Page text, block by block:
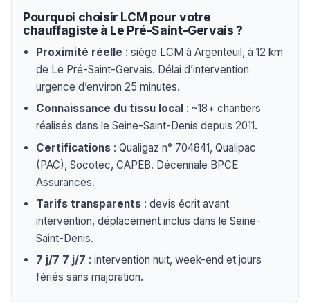
Pourquoi choisir LCM pour votre
chauffagiste à Le Pré-Saint-Gervais ?
Proximité réelle : siège LCM à Argenteuil, à 12 km
de Le Pré-Saint-Gervais. Délai d’intervention
urgence d’environ 25 minutes.
Connaissance du tissu local : ~18+ chantiers
réalisés dans le Seine-Saint-Denis depuis 2011.
Certifications : Qualigaz n° 704841, Qualipac
(PAC), Socotec, CAPEB. Décennale BPCE
Assurances.
Tarifs transparents : devis écrit avant
intervention, déplacement inclus dans le Seine-
Saint-Denis.
7 j/7 7 j/7 : intervention nuit, week-end et jours
fériés sans majoration.